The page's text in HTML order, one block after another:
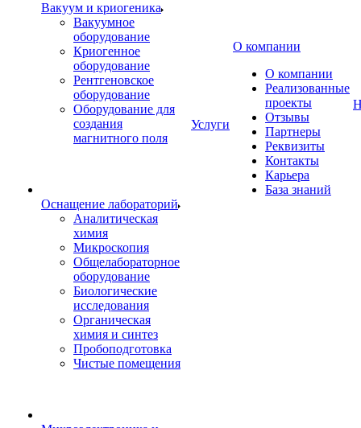
Вакуум и криогеника
Вакуумное
оборудование
Криогенное
оборудование
Рентгеновское
оборудование
Оборудование для
создания
магнитного поля
Оснащение лабораторий
Аналитическая
химия
Микроскопия
Общелабораторное
оборудование
Биологические
исследования
Органическая
химия и синтез
Пробоподготовка
Чистые помещения
Услуги
О компании
О компании
Реализованные
проекты
Отзывы
Партнеры
Реквизиты
Контакты
Карьера
База знаний